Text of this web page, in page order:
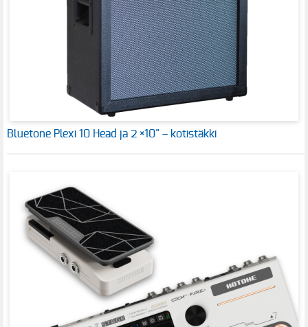
Bluetone Plexi 10 Head ja 2 ×10" – kotistäkki